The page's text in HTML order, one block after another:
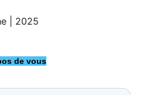
| 2025